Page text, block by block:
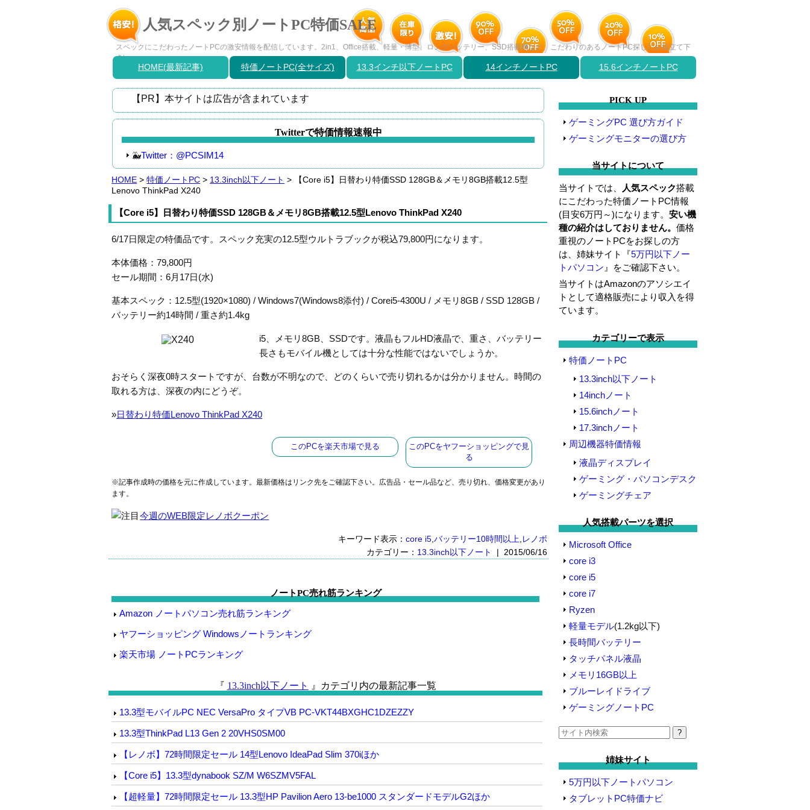
人気スペック別ノートPC特価SALE
スペックにこだわったノートPCの激安情報を配信しています。2in1、Office搭載、軽量・薄型、ロングバッテリー、SSD搭載機など、こだわりのあるノートPC探しにお役立て下
さい。
HOME(最新記事) 特価ノートPC(全サイズ) 13.3インチ以下ノートPC 14インチノートPC 15.6インチノートPC
【PR】本サイトは広告が含まれています
Twitterで特価情報速報中
🐳Twitter：@PCSIM14
HOME >特価ノートPC > 13.3inch以下ノート >
【Core i5】日替わり特価SSD 128GB＆メモリ8GB搭載12.5型
Lenovo ThinkPad X240
【Core i5】日替わり特価SSD 128GB＆メモリ8GB搭載12.5型Lenovo ThinkPad X240
6/17日限定の特価品です。スペック充実の12.5型ウルトラブックが税込79,800円になります。
本体価格：79,800円
セール期間：6月17日(水)
基本スペック：12.5型(1920×1080) / Windows7(Windows8添付) / Corei5-4300U / メモリ8GB / SSD 128GB /
バッテリー約14時間 / 重さ約1.4kg
i5、メモリ8GB、SSDです。液晶もフルHD液晶で、重さ、バッテリー
長さもモバイル機としては十分な性能ではないでしょうか。
おそらく深夜0時スタートですが、台数が不明なので、どのくらいで売り切れるかは分かりません。時間の
取れる方は、深夜の内にどうぞ。
»日替わり特価Lenovo ThinkPad X240
このPCをヤフーショッピングで見
る
このPCを楽天市場で見る
※記事作成時の価格を元に作成しています。最新価格はリンク先をご確認下さい。広告品・セール品など、売り切れ、価格変更があり
ます。
今週のWEB限定レノボクーポン
キーワード表示：core i5 ,バッテリー10時間以上 レノボ
カテゴリー： 13.3inch以下ノート | 2015/06/16
ノートPC売れ筋ランキング
Amazon ノートパソコン売れ筋ランキング
ヤフーショッピング Windowsノートランキング
楽天市場 ノートPCランキング
『 13.3inch以下ノート 』カテゴリ内の最新記事一覧
13.3型モバイルPC NEC VersaPro タイプVB PC-VKT44BXGHC1DZEZZY
13.3型ThinkPad L13 Gen 2 20VHS0SM00
【レノボ】72時間限定セール 14型Lenovo IdeaPad Slim 370iほか
【Core i5】13.3型dynabook SZ/M W6SZMV5FAL
【超軽量】72時間限定セール 13.3型HP Pavilion Aero 13-be1000 スタンダードモデルG2ほか
PICK UP
ゲーミングPC 選び方ガイド
ゲーミングモニターの選び方
当サイトについて
当サイトでは、 人気スペック搭載
にこだわった特価ノートPC情報
(目安6万円～)になります。 安い機
種の紹介はしておりません。 価格
重視のノートPCをお探しの方
は、姉妹サイト『5万円以下ノー
トパソコン 』をご確認下さい。
当サイトはAmazonのアソシエイ
トとして適格販売により収入を得
ています。
カテゴリーで表示
特価ノートPC
13.3inch以下ノート
14inchノート
15.6inchノート
17.3inchノート
周辺機器特価情報
液晶ディスプレイ
ゲーミング・パソコンデスク
ゲーミングチェア
人気搭載パーツを選択
Microsoft Office
core i3
core i5
core i7
Ryzen
軽量モデル(1.2kg以下)
長時間バッテリー
タッチパネル液晶
メモリ16GB以上
ブルーレイドライブ
ゲーミングノートPC
検
姉妹サイト
5万円以下ノートパソコン
タブレットPC特価ナビ